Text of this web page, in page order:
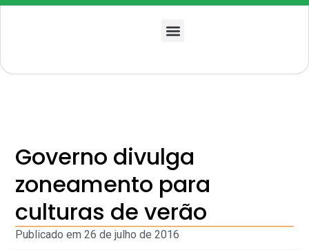
Governo divulga
zoneamento para
culturas de verão
Publicado em 26 de julho de 2016